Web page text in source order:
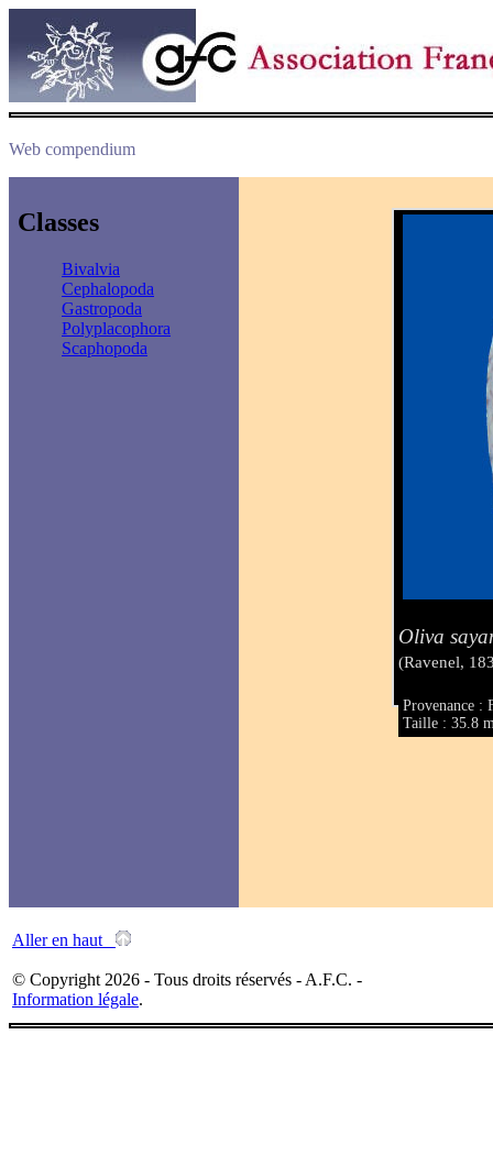
Web compendium
Classes
Bivalvia
Cephalopoda
Gastropoda
Polyplacophora
Scaphopoda
Oliva
(Ravenel,
Provenance :
Taille : 35.8
Aller en haut
© Copyright 2026 - Tous droits réservés - A.F.C. -
Information légale.